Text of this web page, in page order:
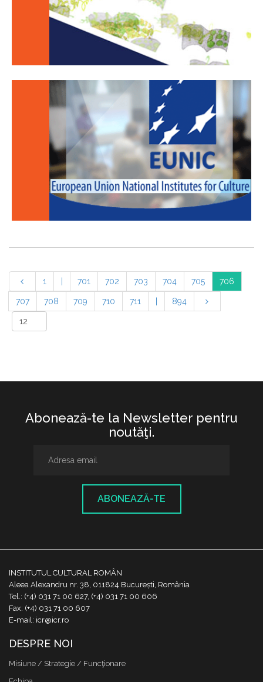
1 701 702 703 704 705 706
707 708 709 710 711 894
Abonează-te la Newsletter pentru
noutăţi.
ABONEAZĂ-TE
INSTITUTUL CULTURAL ROMÂN
Aleea Alexandru nr. 38, 011824 București, România
Tel.: (+4) 031 71 00 627, (+4) 031 71 00 606
Fax: (+4) 031 71 00 607
E-mail: icr@icr.ro
DESPRE NOI
Misiune / Strategie / Funcţionare